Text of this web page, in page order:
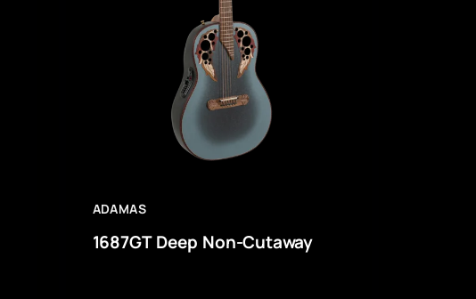
ADAMAS
1687GT Deep Non-Cutaway